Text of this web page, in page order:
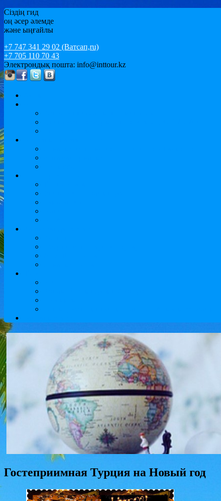
Сіздің гид
оң әсер әлемде
және ыңғайлы
+7 747 341 29 02 (Ватсап,ru)
+7 705 110 70 43
Электрондық пошта: info@inttour.kz
Гостеприимная Турция на Новый год